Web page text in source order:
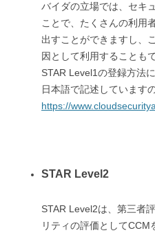
バイダの立場では、セキ
ことで、たくさんの利用
出すことができますし、
因として利用することも
STAR Level1の登録方法
日本語で記述しています
https://
STAR Level2
STAR Level2は、第三者
リティの評価として